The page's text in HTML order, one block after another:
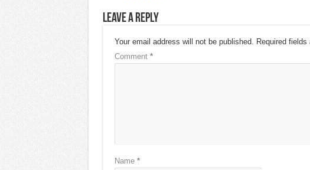
Leave a Reply
Your email address will not be published. Required fields
Comment *
Name *